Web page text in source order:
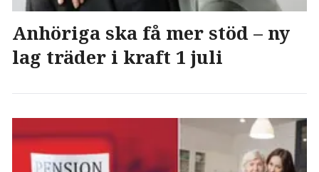
Anhöriga ska få mer stöd – ny
lag träder i kraft 1 juli